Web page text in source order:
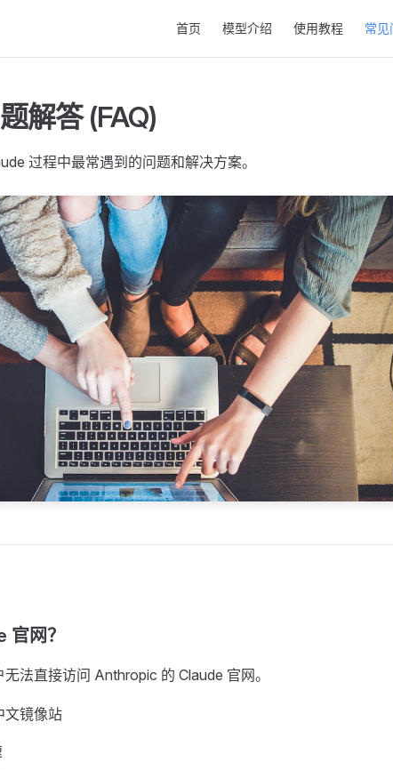
首页 模型介绍 使用教程 常见
解答 (FAQ)
过程中最常遇到的问题和解决方案。
官网？
法直接访问 Anthropic 的 Claude 官网。
文镜像站